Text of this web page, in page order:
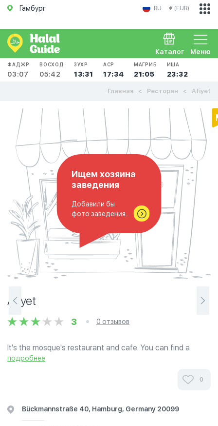
Гамбург RU € (EUR)
Меню
Каталог
ФАДЖР
03:07
ВОСХОД
05:42
ЗУХР
13:31
АСР
17:34
МАГРИБ
21:05
ИША
23:32
Главная Ресторан Afiyet
Ищем хозяина
заведения
Добавили бы
фото заведения..
Afiyet
3 0 отзывов
It's the mosque's restaurant and cafe. You can find a
broad variety of good traditional food at this location.
подробнее
0
Bückmannstraße 40, Hamburg, Germany 20099